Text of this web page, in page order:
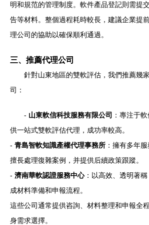
明和規范的管理制度。軟件產品登記則需提
告等材料。整個過程耗時較長，建議企業提
理公司的協助以確保順利通過。
三、推薦代理公司
針對山東地區的雙軟評估，我們推薦幾
司：
- 山東軟信科技服務有限公司 ：專注于
供一站式雙軟評估代理，成功率較高。
- 青島智軟知識產權代理事務所 ：擁有多年
擅長處理復雜案例，并提供后續政策跟蹤。
- 濟南華軟認證服務中心：以高效、透明著
成材料準備和申報流程。
這些公司通常提供咨詢、材料整理和申報全
身需求選擇。